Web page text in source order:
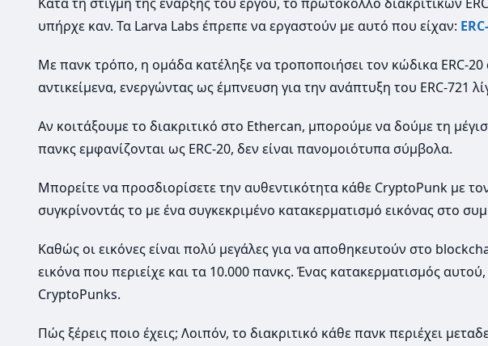
Κατά τη στιγμή της έναρξης του έργου, το πρωτόκολλο διακριτικών
υπήρχε καν. Τα Larva Labs έπρεπε να εργαστούν με αυτό που είχαν:
Με πανκ τρόπο, η ομάδα κατέληξε να τροποποιήσει τον κώδικα ERC-
αντικείμενα, ενεργώντας ως έμπνευση για την ανάπτυξη του ERC-721
Αν κοιτάξουμε το διακριτικό στο Ethercan, μπορούμε να δούμε τη
πανκς εμφανίζονται ως ERC-20, δεν είναι πανομοιότυπα σύμβολα.
Μπορείτε να προσδιορίσετε την αυθεντικότητα κάθε CryptoPunk με
συγκρίνοντάς το με ένα συγκεκριμένο κατακερματισμό εικόνας στο
Καθώς οι εικόνες είναι πολύ μεγάλες για να αποθηκευτούν στο
εικόνα που περιείχε και τα 10.000 πανκς. Ένας κατακερματισμός
CryptoPunks.
Πώς ξέρεις ποιο έχεις; Λοιπόν, το διακριτικό κάθε πανκ περιέχει